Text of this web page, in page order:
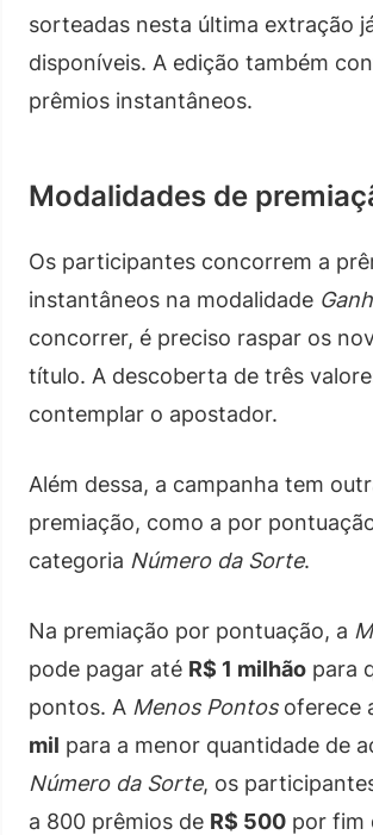
sorteadas nesta última extração
disponíveis. A edição também
prêmios instantâneos.
Modalidades de
Os participantes concorrem a
instantâneos na modalidade
concorrer, é preciso raspar os
título. A descoberta de três
contemplar o apostador.
Além dessa, a campanha tem
premiação, como a por
categoria Número da Sorte.
Na premiação por pontuação, a
pode pagar até R$ 1 milhão para
pontos. A Menos Pontosoferece
mil para a menor quantidade de
Número da Sorte, os
a 800 prêmios de R$ 500 por fim